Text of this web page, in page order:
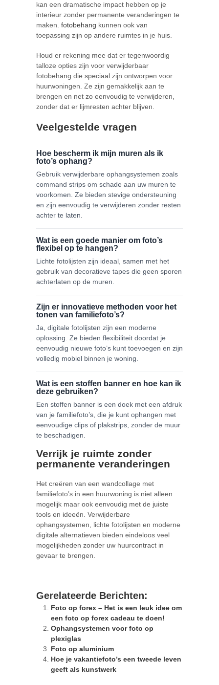
kan een dramatische impact hebben op je
interieur zonder permanente veranderingen te
maken. fotobehang kunnen ook van
toepassing zijn op andere ruimtes in je huis.
Houd er rekening mee dat er tegenwoordig
talloze opties zijn voor verwijderbaar
fotobehang die speciaal zijn ontworpen voor
huurwoningen. Ze zijn gemakkelijk aan te
brengen en net zo eenvoudig te verwijderen,
zonder dat er lijmresten achter blijven.
Veelgestelde vragen
Hoe bescherm ik mijn muren als ik
foto’s ophang?
Gebruik verwijderbare ophangsystemen zoals
command strips om schade aan uw muren te
voorkomen. Ze bieden stevige ondersteuning
en zijn eenvoudig te verwijderen zonder resten
achter te laten.
Wat is een goede manier om foto’s
flexibel op te hangen?
Lichte fotolijsten zijn ideaal, samen met het
gebruik van decoratieve tapes die geen sporen
achterlaten op de muren.
Zijn er innovatieve methoden voor het
tonen van familiefoto’s?
Ja, digitale fotolijsten zijn een moderne
oplossing. Ze bieden flexibiliteit doordat je
eenvoudig nieuwe foto’s kunt toevoegen en zijn
volledig mobiel binnen je woning.
Wat is een stoffen banner en hoe kan ik
deze gebruiken?
Een stoffen banner is een doek met een afdruk
van je familiefoto’s, die je kunt ophangen met
eenvoudige clips of plakstrips, zonder de muur
te beschadigen.
Verrijk je ruimte zonder
permanente veranderingen
Het creëren van een wandcollage met
familiefoto’s in een huurwoning is niet alleen
mogelijk maar ook eenvoudig met de juiste
tools en ideeën. Verwijderbare
ophangsystemen, lichte fotolijsten en moderne
digitale alternatieven bieden eindeloos veel
mogelijkheden zonder uw huurcontract in
gevaar te brengen.
Gerelateerde Berichten:
Foto op forex – Het is een leuk idee om
een foto op forex cadeau te doen!
Ophangsystemen voor foto op
plexiglas
Foto op aluminium
Hoe je vakantiefoto’s een tweede leven
geeft als kunstwerk